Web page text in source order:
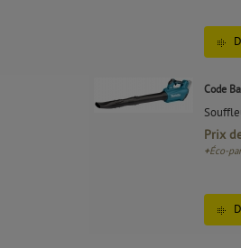
Code
Prix
+Éco-